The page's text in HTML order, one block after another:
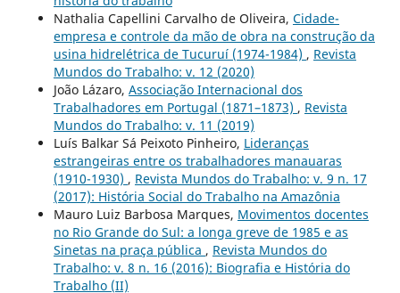
Nathalia Capellini Carvalho de Oliveira, Cidade-
empresa e controle da mão de obra na construção da
usina hidrelétrica de Tucuruí (1974-1984) , Revista
Mundos do Trabalho: v. 12 (2020)
João Lázaro, Associação Internacional dos
Trabalhadores em Portugal (1871–1873) , Revista
Mundos do Trabalho: v. 11 (2019)
Luís Balkar Sá Peixoto Pinheiro, Lideranças
estrangeiras entre os trabalhadores manauaras
(1910-1930) , Revista Mundos do Trabalho: v. 9 n. 17
(2017): História Social do Trabalho na Amazônia
Mauro Luiz Barbosa Marques, Movimentos docentes
no Rio Grande do Sul: a longa greve de 1985 e as
Sinetas na praça pública , Revista Mundos do
Trabalho: v. 8 n. 16 (2016): Biografia e História do
Trabalho (II)